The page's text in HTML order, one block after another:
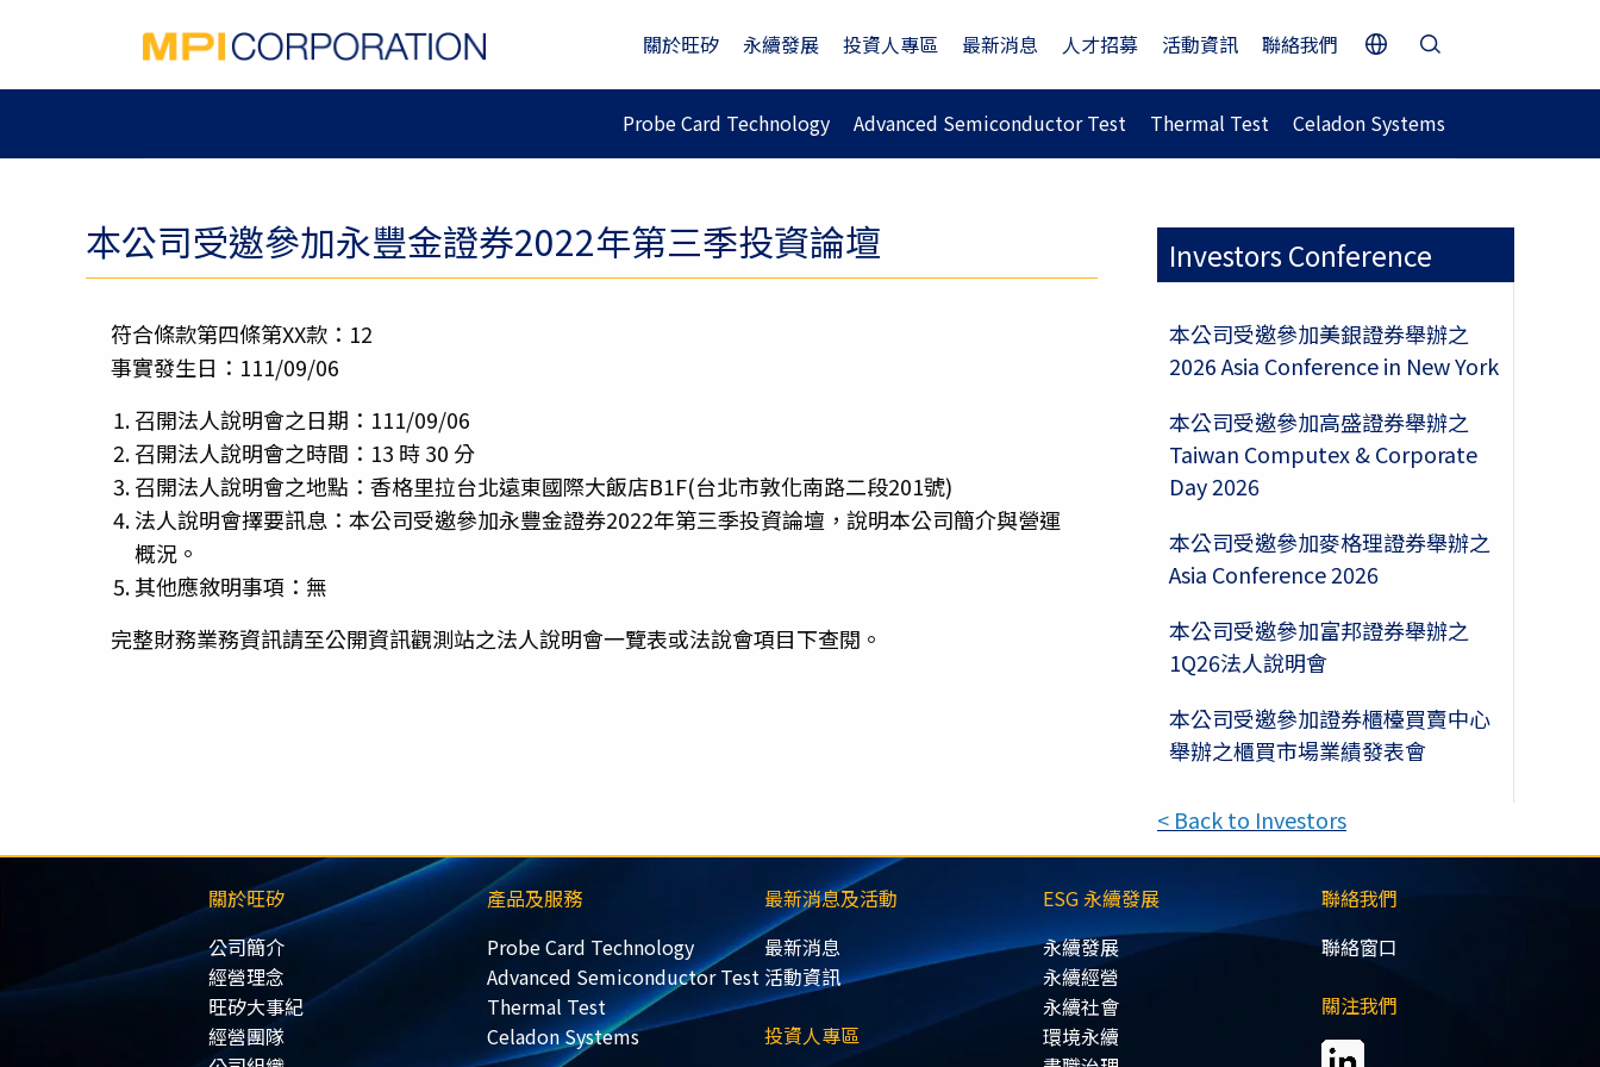
關於旺矽 永續發展 投資人專區 最新消息 人才招募 活動資訊 聯絡我們
Probe Card Technology Advanced Semiconductor Test Thermal Test Celadon Systems
本公司受邀參加永豐金證券2022年第三季投資論壇
符合條款第四條第XX款：12
事實發生日：111/09/06
召開法人說明會之日期：111/09/06
召開法人說明會之時間：13 時 30 分
召開法人說明會之地點：香格里拉台北遠東國際大飯店B1F(台北市敦化南路二段201號)
法人說明會擇要訊息：本公司受邀參加永豐金證券2022年第三季投資論壇，說明本公司簡介與營運
概況。
其他應敘明事項：無
完整財務業務資訊請至公開資訊觀測站之法人說明會一覽表或法說會項目下查閱。
Investors Conference
本公司受邀參加美銀證券舉辦之
2026 Asia Conference in New York
本公司受邀參加高盛證券舉辦之
Taiwan Computex & Corporate
Day 2026
本公司受邀參加麥格理證券舉辦之
Asia Conference 2026
本公司受邀參加富邦證券舉辦之
1Q26法人說明會
本公司受邀參加證券櫃檯買賣中心
舉辦之櫃買市場業績發表會
< Back to Investors
關於旺矽
公司簡介
經營理念
旺矽大事紀
經營團隊
產品及服務
Probe Card Technology
Advanced Semiconductor Test
Thermal Test
Celadon Systems
最新消息及活動
最新消息
活動資訊
投資人專區
ESG 永續發展
永續發展
永續經營
永續社會
環境永續
聯絡我們
聯絡窗口
關注我們